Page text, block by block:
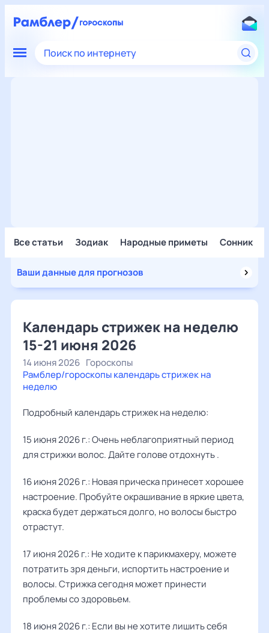
Поиск по интернету
Все статьи Зодиак Народные приметы Сонник
Ваши данные для прогнозов
Календарь стрижек на неделю
15-21 июня 2026
14 июня 2026 Гороскопы
Рамблер/гороскопы календарь стрижек на
неделю
Подробный календарь стрижек на неделю:
15 июня 2026 г.: Очень неблагоприятный период
для стрижки волос. Дайте голове отдохнуть .
16 июня 2026 г.: Новая прическа принесет хорошее
настроение. Пробуйте окрашивание в яркие цвета,
краска будет держаться долго, но волосы быстро
отрастут.
17 июня 2026 г.: Не ходите к парикмахеру, можете
потратить зря деньги, испортить настроение и
волосы. Стрижка сегодня может принести
проблемы со здоровьем.
18 июня 2026 г.: Если вы не хотите лишить себя